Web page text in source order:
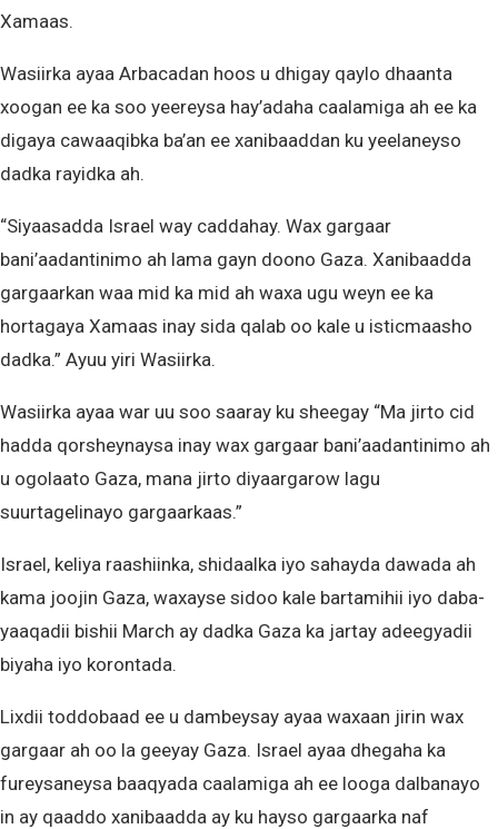
Xamaas.
Wasiirka ayaa Arbacadan hoos u dhigay qaylo dhaanta
xoogan ee ka soo yeereysa hay’adaha caalamiga ah ee ka
digaya cawaaqibka ba’an ee xanibaaddan ku yeelaneyso
dadka rayidka ah.
“Siyaasadda Israel way caddahay. Wax gargaar
bani’aadantinimo ah lama gayn doono Gaza. Xanibaadda
gargaarkan waa mid ka mid ah waxa ugu weyn ee ka
hortagaya Xamaas inay sida qalab oo kale u isticmaasho
dadka.” Ayuu yiri Wasiirka.
Wasiirka ayaa war uu soo saaray ku sheegay “Ma jirto cid
hadda qorsheynaysa inay wax gargaar bani’aadantinimo ah
u ogolaato Gaza, mana jirto diyaargarow lagu
suurtagelinayo gargaarkaas.”
Israel, keliya raashiinka, shidaalka iyo sahayda dawada ah
kama joojin Gaza, waxayse sidoo kale bartamihii iyo daba-
yaaqadii bishii March ay dadka Gaza ka jartay adeegyadii
biyaha iyo korontada.
Lixdii toddobaad ee u dambeysay ayaa waxaan jirin wax
gargaar ah oo la geeyay Gaza. Israel ayaa dhegaha ka
fureysaneysa baaqyada caalamiga ah ee looga dalbanayo
in ay qaaddo xanibaadda ay ku hayso gargaarka naf